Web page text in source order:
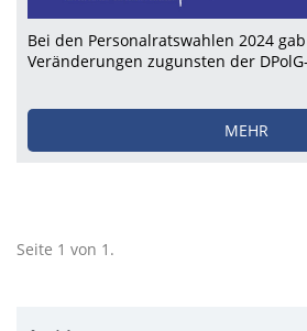
Bei den Personalratswahlen 2024
Veränderungen zugunsten der
MEHR
Seite 1 von 1.